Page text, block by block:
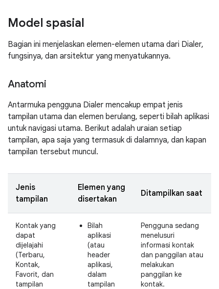
Model spasial
Bagian ini menjelaskan elemen-elemen utama dari Dialer,
fungsinya, dan arsitektur yang menyatukannya.
Anatomi
Antarmuka pengguna Dialer mencakup empat jenis
tampilan utama dan elemen berulang, seperti bilah aplikasi
untuk navigasi utama. Berikut adalah uraian setiap
tampilan, apa saja yang termasuk di dalamnya, dan kapan
tampilan tersebut muncul.
Jenis
tampilan
Elemen yang
disertakan
Ditampilkan saat
Kontak yang
dapat
dijelajahi
(Terbaru,
Kontak,
Favorit, dan
tampilan
Bilah
aplikasi
(atau
header
aplikasi,
dalam
tampilan
Pengguna sedang
menelusuri
informasi kontak
dan panggilan atau
melakukan
panggilan ke
kontak.